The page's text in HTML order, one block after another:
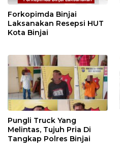
Forkopimda Binjai
Laksanakan Resepsi HUT
Kota Binjai
Pungli Truck Yang
Melintas, Tujuh Pria Di
Tangkap Polres Binjai